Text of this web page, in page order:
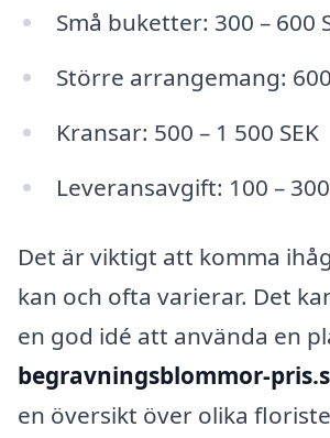
Små buketter: 300 – 600
Större arrangemang: 600
Kransar: 500 – 1 500 SEK
Leveransavgift: 100 – 300
Det är viktigt att komma
kan och ofta varierar. Det
en god idé att använda en
begravningsblommor-
en översikt över olika